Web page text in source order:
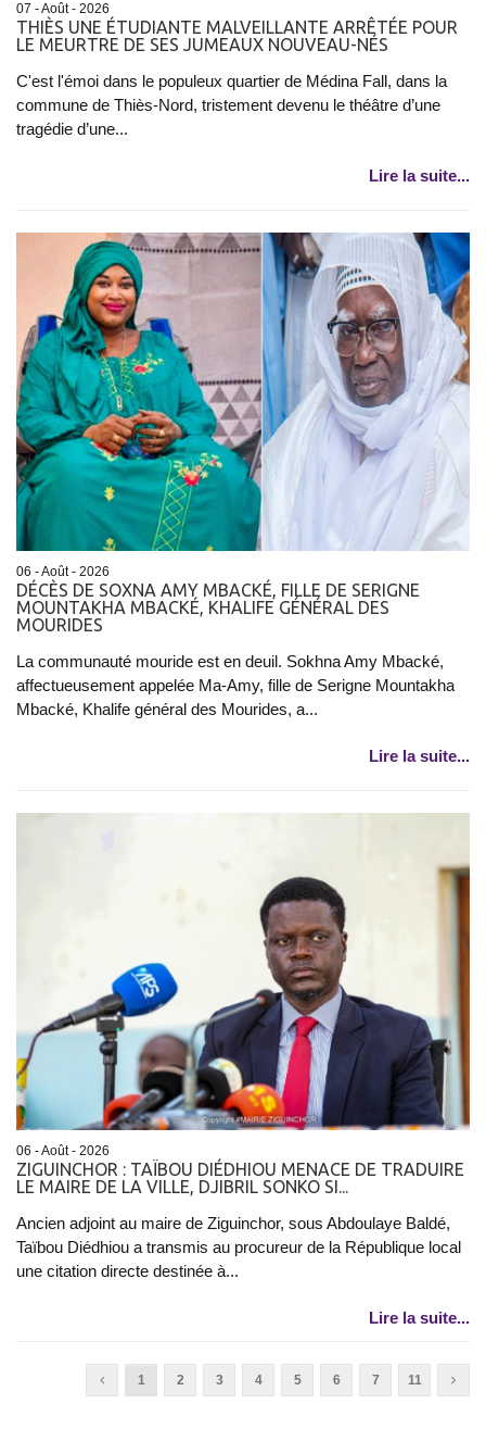
07 - Août - 2026
THIÈS UNE ÉTUDIANTE MALVEILLANTE ARRÊTÉE POUR
LE MEURTRE DE SES JUMEAUX NOUVEAU-NÉS
C'est l'émoi dans le populeux quartier de Médina Fall, dans la
commune de Thiès-Nord, tristement devenu le théâtre d’une
tragédie d’une...
Lire la suite...
06 - Août - 2026
DÉCÈS DE SOXNA AMY MBACKÉ, FILLE DE SERIGNE
MOUNTAKHA MBACKÉ, KHALIFE GÉNÉRAL DES
MOURIDES
La communauté mouride est en deuil. Sokhna Amy Mbacké,
affectueusement appelée Ma-Amy, fille de Serigne Mountakha
Mbacké, Khalife général des Mourides, a...
Lire la suite...
06 - Août - 2026
ZIGUINCHOR : TAÏBOU DIÉDHIOU MENACE DE TRADUIRE
LE MAIRE DE LA VILLE, DJIBRIL SONKO SI...
Ancien adjoint au maire de Ziguinchor, sous Abdoulaye Baldé,
Taïbou Diédhiou a transmis au procureur de la République local
une citation directe destinée à...
Lire la suite...
1 2 3 4 5 6 7 11